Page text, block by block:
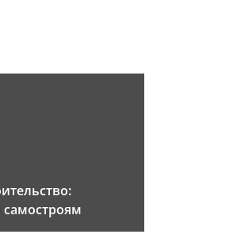
самостроям